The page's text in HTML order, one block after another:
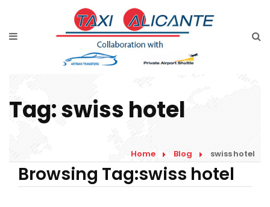
Prijsaanvraag
Blog
Tag:swiss hotel
Home Blog swiss hotel
Browsing Tag:swiss hotel